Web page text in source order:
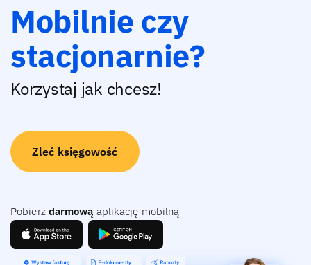
Mobilnie czy
stacjonarnie?
Korzystaj jak chcesz!
Zleć księgowość
Pobierz darmową aplikację mobilną